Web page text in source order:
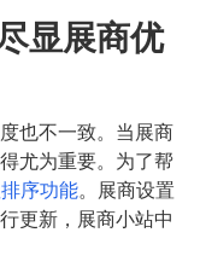
显展商优
也不一致。当展商
尤为重要。为了帮
序功能。展商设置
更新，展商小站中